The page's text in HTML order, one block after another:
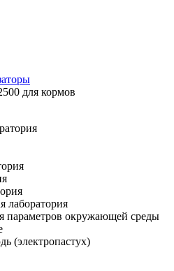
для кормов
лаборатория
параметров окружающей среды
(электропастух)